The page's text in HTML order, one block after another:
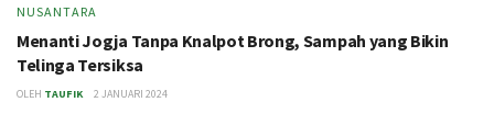
NUSANTARA
Menanti Jogja Tanpa Knalpot Brong, Sampah yang Bikin
Telinga Tersiksa
OLEH TAUFIK 2 JANUARI 2024